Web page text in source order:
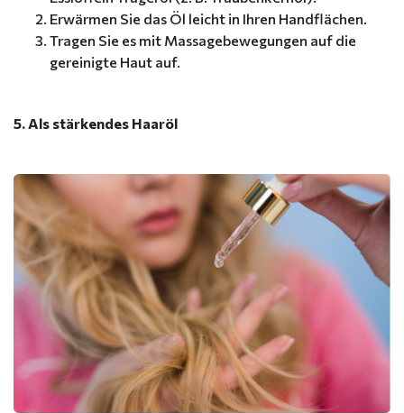
Erwärmen Sie das Öl leicht in Ihren Handflächen.
Tragen Sie es mit Massagebewegungen auf die
gereinigte Haut auf.
5. Als stärkendes Haaröl